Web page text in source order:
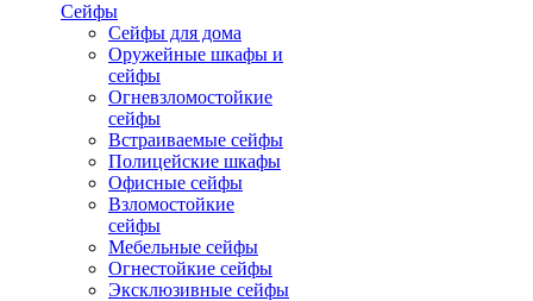
Сейфы
Сейфы для дома
Оружейные шкафы и
сейфы
Огневзломостойкие
сейфы
Встраиваемые сейфы
Полицейские шкафы
Офисные сейфы
Взломостойкие
сейфы
Мебельные сейфы
Огнестойкие сейфы
Эксклюзивные сейфы